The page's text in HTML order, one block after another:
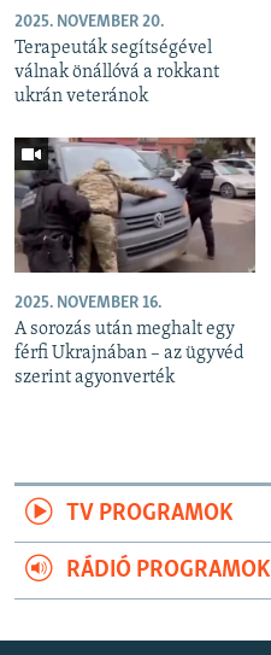
2025. NOVEMBER 20.
Terapeuták segítségével
válnak önállóvá a rokkant
ukrán veteránok
2025. NOVEMBER 16.
A sorozás után meghalt egy
férfi Ukrajnában – az ügyvéd
szerint agyonverték
TV PROGRAMOK
RÁDIÓ PROGRAMOK